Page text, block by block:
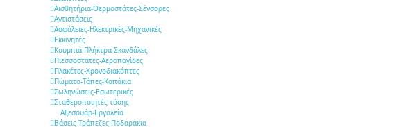
Αισθητήρια-Θερμοστάτες-Σένσορες
Αντιστάσεις
Ασφάλειες-Ηλεκτρικές-Μηχανικές
Εκκινητές
Κουμπιά-Πλήκτρα-Σκανδάλες
Πιεσσοστάτες-Αεροπαγίδες
Πλακέτες-Χρονοδιακόπτες
Πώματα-Τάπες-Καπάκια
Σωληνώσεις-Εσωτερικές
Σταθεροποιητές τάσης
Αξεσουάρ-Εργαλεία
Βάσεις-Τράπεζες-Ποδαράκια